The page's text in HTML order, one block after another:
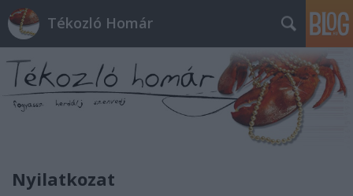
Tékozló Homár
Nyilatkozat